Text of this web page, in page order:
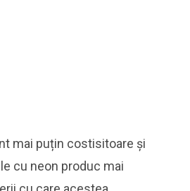
mai puțin costisitoare și
cu neon produc mai